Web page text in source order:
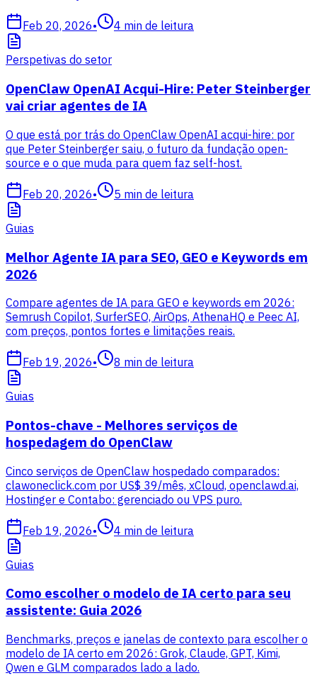
Feb 20, 2026• 4 min de leitura
Perspetivas do setor
OpenClaw OpenAI Acqui-Hire: Peter Steinberger
vai criar agentes de IA
O que está por trás do OpenClaw OpenAI acqui-hire: por
que Peter Steinberger saiu, o futuro da fundação open-
source e o que muda para quem faz self-host.
Feb 20, 2026• 5 min de leitura
Guias
Melhor Agente IA para SEO, GEO e Keywords em
2026
Compare agentes de IA para GEO e keywords em 2026:
Semrush Copilot, SurferSEO, AirOps, AthenaHQ e Peec AI,
com preços, pontos fortes e limitações reais.
Feb 19, 2026• 8 min de leitura
Guias
Pontos-chave - Melhores serviços de
hospedagem do OpenClaw
Cinco serviços de OpenClaw hospedado comparados:
clawoneclick.com por US$ 39/mês, xCloud, openclawd.ai,
Hostinger e Contabo: gerenciado ou VPS puro.
Feb 19, 2026• 4 min de leitura
Guias
Como escolher o modelo de IA certo para seu
assistente: Guia 2026
Benchmarks, preços e janelas de contexto para escolher o
modelo de IA certo em 2026: Grok, Claude, GPT, Kimi,
Qwen e GLM comparados lado a lado.